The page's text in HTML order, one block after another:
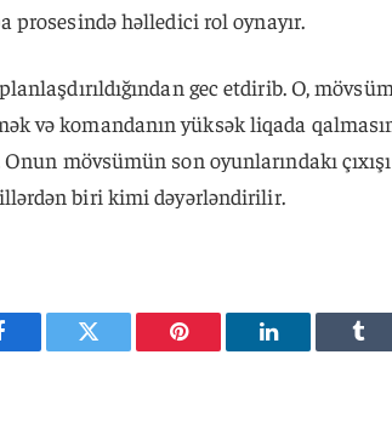
prosesində həlledici rol oynayır.
gec etdirib. O,
və komandanın yüksək liqada
Onun mövsümün son oyunlarındakı
biri kimi dəyərləndirilir.
Twitter Pinterest LinkedIn